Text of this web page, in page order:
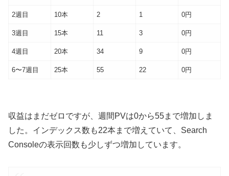
2週目 10本 2 1 0円
3週目 15本 11 3 0円
4週目 20本 34 9 0円
6〜7週目 25本 55 22 0円
収益はまだゼロですが、週間PVは0から55まで増加しま
した。インデックス数も22本まで増えていて、Search
Consoleの表示回数も少しずつ増加しています。